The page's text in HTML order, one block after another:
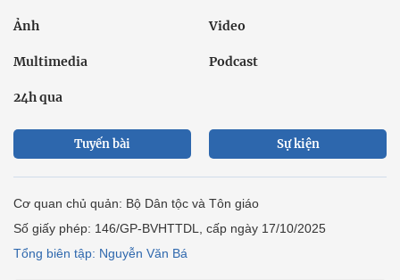
Ảnh Video
Multimedia Podcast
24h qua
Tuyến bài Sự kiện
Cơ quan chủ quản: Bộ Dân tộc và Tôn giáo
Số giấy phép: 146/GP-BVHTTDL, cấp ngày 17/10/2025
Tổng biên tập: Nguyễn Văn Bá